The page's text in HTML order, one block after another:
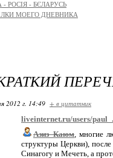
- РОСІЯ - БЄЛАРУСЬ
МОЕГО ДНЕВНИКА
2012 г. 14:49 + в цитатник
liveinternet.ru/users/
Азиз_Каюм, многие
структуры Церкви),
Синагогу и Мечеть, а